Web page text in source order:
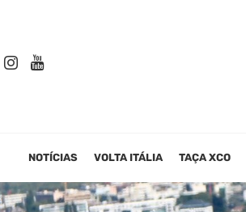
NOTÍCIAS VOLTA ITÁLIA TAÇA XCO